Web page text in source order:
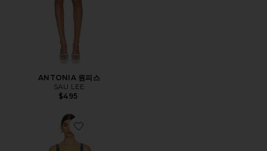
ANTONIA 원피스
SAU LEE
$495
Favorite DEVYN SAXE 블루 데님 러플 드레스